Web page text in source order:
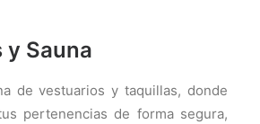
y Sauna
de vestuarios y taquillas, donde
pertenencias de forma segura,